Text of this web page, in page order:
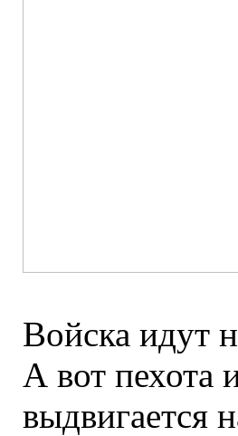
Войска идут
А вот пехота
выдвигается